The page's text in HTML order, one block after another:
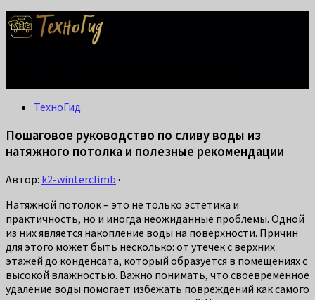
ТехноГид
Пошаговое руководство по сливу воды из
натяжного потолка и полезные рекомендации
Автор: k2-winterclimb ·
Натяжной потолок – это не только эстетика и
практичность, но и иногда неожиданные проблемы. Одной
из них является накопление воды на поверхности. Причин
для этого может быть несколько: от утечек с верхних
этажей до конденсата, который образуется в помещениях с
высокой влажностью. Важно понимать, что своевременное
удаление воды помогает избежать повреждений как самого